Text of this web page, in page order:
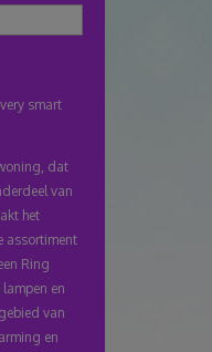
smart
dat
van
het
assortiment
Ring
en
van
en